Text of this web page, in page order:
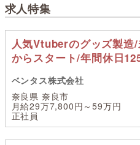
求人特集
人気Vtuberのグッズ製造
からスタート/年間休日
ベンタス株式会社
奈良県 奈良市
月給29万7,800円～59万円
正社員